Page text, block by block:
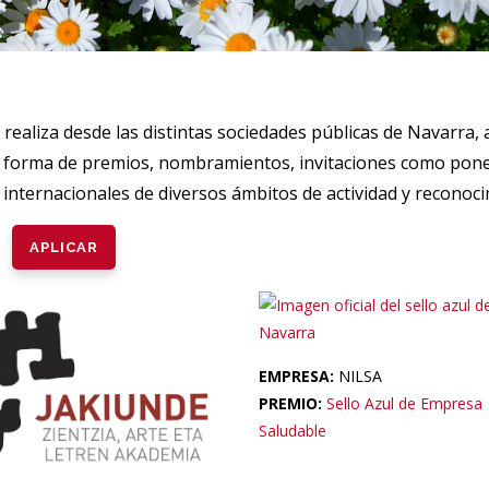
desde las distintas sociedades públicas de
de premios, nombramientos, invitaciones como
de diversos ámbitos de actividad y
EMPRESA: NILSA
PREMIO: Sello Azul de Empresa
Saludable